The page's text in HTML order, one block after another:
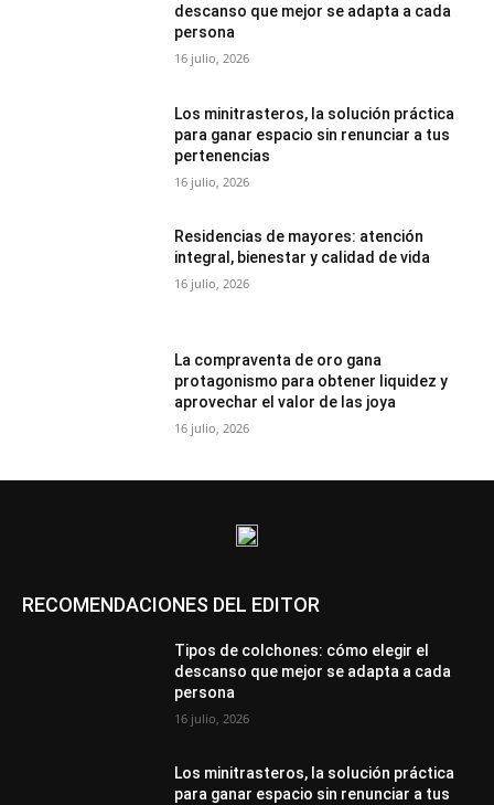
descanso que mejor se adapta a cada
persona
16 julio, 2026
Los minitrasteros, la solución práctica
para ganar espacio sin renunciar a tus
pertenencias
16 julio, 2026
Residencias de mayores: atención
integral, bienestar y calidad de vida
16 julio, 2026
La compraventa de oro gana
protagonismo para obtener liquidez y
aprovechar el valor de las joya
16 julio, 2026
RECOMENDACIONES DEL EDITOR
Tipos de colchones: cómo elegir el
descanso que mejor se adapta a cada
persona
16 julio, 2026
Los minitrasteros, la solución práctica
para ganar espacio sin renunciar a tus